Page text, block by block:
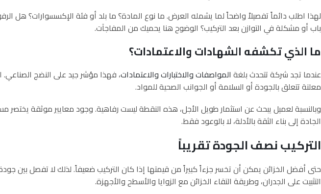
لهذا اطلب دائماً تفصيلاً واضحاً لما يشمله العرض. ما نوع المادة؟ ما بلد أو فئة الإكسسوارات؟
باب أو مشكلة في التوازن بعد التركيب؟ الوضوح هنا يحميك من المفاجآت.
ما الذي تكشفه الشهادات والاعتمادات؟
عندما تجد شركة تتحدث بلغة المواصفات والاختبارات والاعتمادات، فهذا مؤشر جيد على النضج الصناعي.
معلنة تتعلق بالجودة أو السلامة أو الجوانب الصحية للمواد.
وبالنسبة لعميل يبحث عن استثمار طويل الأجل، هذه النقطة ليست رفاهية. وجود معايير موثقة
الجادة إلى بناء الثقة بالأدلة، لا بالوعود فقط.
التركيب نصف الجودة تقريباً
حتى أفضل الخزائن يمكن أن تخسر جزءاً كبيراً من قيمتها إذا كان التركيب ضعيفاً. لذلك لا تفصل بين
التثبيت على الجدران، وطريقة التقاء الخزائن مع الزوايا والأسطح والأجهزة.